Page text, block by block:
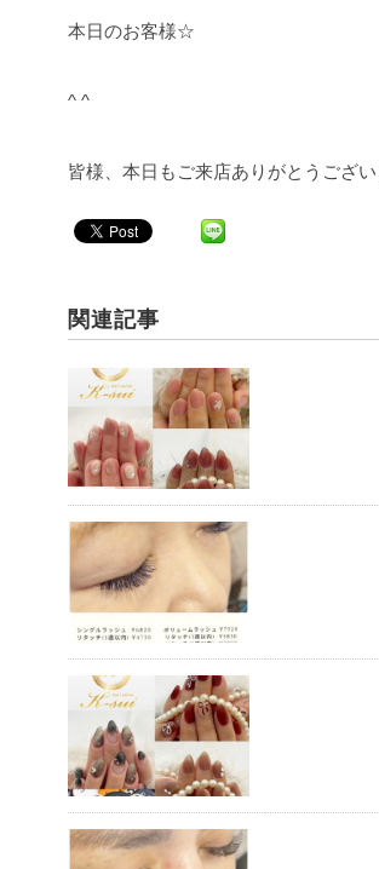
本日のお客様☆
^ ^
皆様、本日もご来店ありがとうござ
関連記事